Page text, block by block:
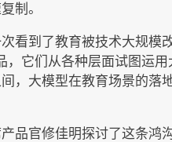
制。
看到了教育被技术大规模
，它们从各种层面试图运
，大模型在教育场景的落
品官修佳明探讨了这条鸿